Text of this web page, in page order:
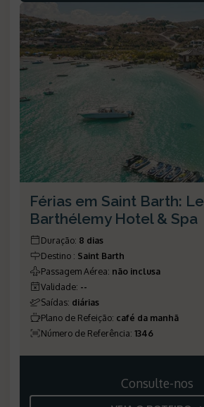
Férias em Saint Barth: Le
Barthélemy Hotel & Spa
Duração: 8 dias
Destino : Saint Barth
Passagem Aérea: não inclusa
Validade: --
Saídas: diárias
Plano de Refeição: café da manhã
Número de Referência: 1346
Consulte-nos